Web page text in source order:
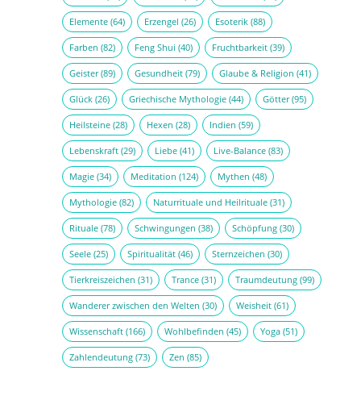
Elemente(64) Erzengel (26) Esoterik(88)
Farben (82) Feng Shui (40) Fruchtbarkeit(39)
Geister(89) Gesundheit(79) Glaube & Religion (41)
Glück(26) Griechische Mythologie(44) Götter(95)
Heilsteine(28) Hexen (28) Indien (59)
Lebenskraft(29) Liebe(41) Live-Balance(83)
Magie(34) Meditation (124) Mythen (48)
Mythologie(82) Naturrituale und Heilrituale(31)
Rituale(78) Schwingungen (38) Schöpfung(30)
Seele(25) Spiritualität(46) Sternzeichen (30)
Tierkreiszeichen (31) Trance(31) Traumdeutung(99)
Wanderer zwischen den Welten (30) Weisheit(61)
Wissenschaft(166) Wohlbefinden (45) Yoga(51)
Zahlendeutung(73) Zen (85)